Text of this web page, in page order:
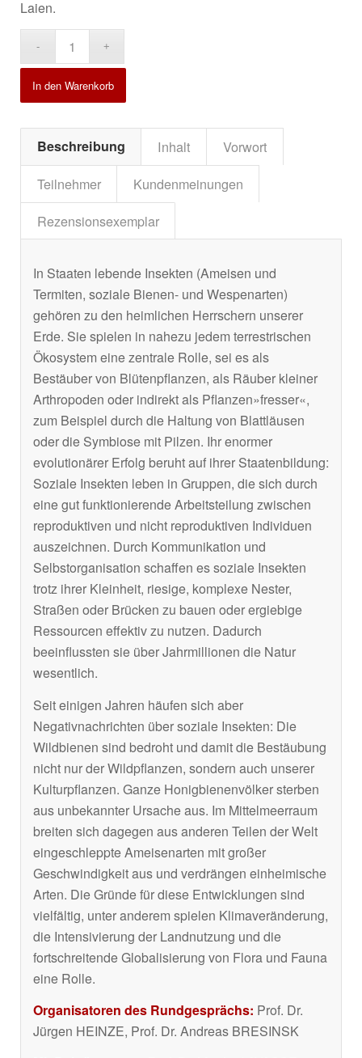
Laien.
In den Warenkorb
Beschreibung Inhalt
Vorwort
Teilnehmer
Kundenmeinungen
Rezensionsexemplar
In Staaten lebende Insekten (Ameisen und
Termiten, soziale Bienen- und Wespenarten)
gehören zu den heimlichen Herrschern unserer
Erde. Sie spielen in nahezu jedem terrestrischen
Ökosystem eine zentrale Rolle, sei es als
Bestäuber von Blütenpflanzen, als Räuber kleiner
Arthropoden oder indirekt als Pflanzen»fresser«,
zum Beispiel durch die Haltung von Blattläusen
oder die Symbiose mit Pilzen. Ihr enormer
evolutionärer Erfolg beruht auf ihrer Staatenbildung:
Soziale Insekten leben in Gruppen, die sich durch
eine gut funktionierende Arbeitsteilung zwischen
reproduktiven und nicht reproduktiven Individuen
auszeichnen. Durch Kommunikation und
Selbstorganisation schaffen es soziale Insekten
trotz ihrer Kleinheit, riesige, komplexe Nester,
Straßen oder Brücken zu bauen oder ergiebige
Ressourcen effektiv zu nutzen. Dadurch
beeinflussten sie über Jahrmillionen die Natur
wesentlich.
Seit einigen Jahren häufen sich aber
Negativnachrichten über soziale Insekten: Die
Wildbienen sind bedroht und damit die Bestäubung
nicht nur der Wildpflanzen, sondern auch unserer
Kulturpflanzen. Ganze Honigbienenvölker sterben
aus unbekannter Ursache aus. Im Mittelmeerraum
breiten sich dagegen aus anderen Teilen der Welt
eingeschleppte Ameisenarten mit großer
Geschwindigkeit aus und verdrängen einheimische
Arten. Die Gründe für diese Entwicklungen sind
vielfältig, unter anderem spielen Klimaveränderung,
die Intensivierung der Landnutzung und die
fortschreitende Globalisierung von Flora und Fauna
eine Rolle.
Organisatoren des Rundgesprächs: Prof. Dr.
Jürgen HEINZE, Prof. Dr. Andreas BRESINSK